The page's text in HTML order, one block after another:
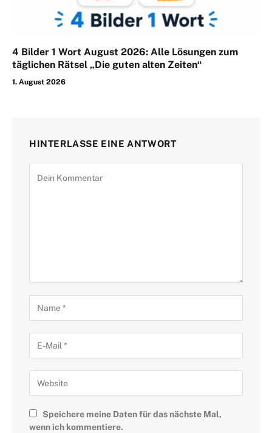
4 Bilder 1 Wort August 2026: Alle Lösungen zum
täglichen Rätsel „Die guten alten Zeiten“
1. August 2026
HINTERLASSE EINE ANTWORT
Speichere meine Daten für das nächste Mal,
wenn ich kommentiere.